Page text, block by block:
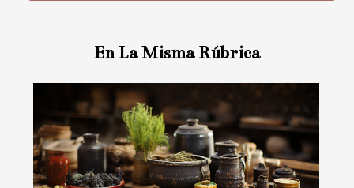
En La Misma Rúbrica